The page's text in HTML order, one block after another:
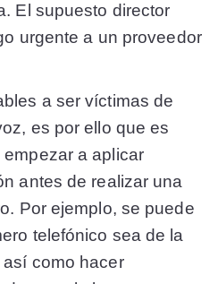
El supuesto director
urgente a un proveedor
a ser víctimas de
es por ello que es
a aplicar
antes de realizar una
Por ejemplo, se puede
telefónico sea de la
como hacer